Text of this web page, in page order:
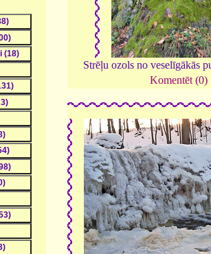
Strēļu ozols no veselīgākās
Komentēt (0)